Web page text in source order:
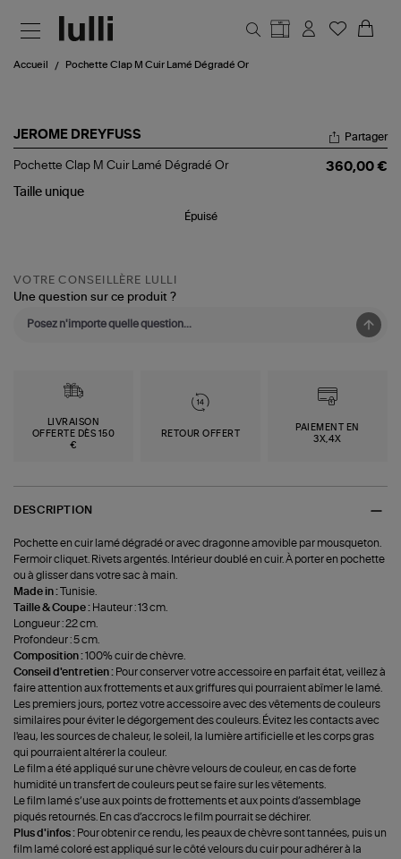
Accueil Pochette Clap M Cuir Lamé Dégradé Or
JEROME DREYFUSS
Pochette
M
Partager
Pochette Clap M Cuir Lamé Dégradé Or
360,00 €
Taille unique
Épuisé
VOTRE CONSEILLÈRE LULLI
Une question sur ce produit ?
LIVRAISON
OFFERTE DÈS 150
€
RETOUR OFFERT
PAIEMENT EN
3X,4X
DESCRIPTION
Pochette en cuir lamé dégradé or avec dragonne amovible par mousqueton.
Fermoir cliquet. Rivets argentés. Intérieur doublé en cuir. À porter en pochette
ou à glisser dans votre sac à main.
Made in :Tunisie.
Taille & Coupe : Hauteur : 13 cm.
Longueur : 22 cm.
Profondeur : 5 cm.
Composition :100% cuir de chèvre.
Conseil d'entretien : Pour conserver votre accessoire en parfait état, veillez à
faire attention aux frottements et aux griffures qui pourraient abîmer le lamé.
Les premiers jours, portez votre accessoire avec des vêtements de couleurs
similaires pour éviter le dégorgement des couleurs. Évitez les contacts avec
l'eau, les sources de chaleur, le soleil, la lumière artificielle et les corps gras
qui pourraient altérer la couleur.
Le film a été appliqué sur une chèvre velours de couleur, en cas de forte
humidité un transfert de couleurs peut se faire sur les vêtements.
Le film lamé s’use aux points de frottements et aux points d’assemblage
piqués retournés. En cas d’accrocs le film pourrait se déchirer.
Plus d'infos : Pour obtenir ce rendu, les peaux de chèvre sont tannées, puis un
film lamé coloré est appliqué sur le côté velours du cuir pour adhérer à la